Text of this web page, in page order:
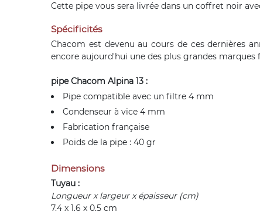
Cette pipe vous sera livrée dans un coffret noir
Spécificités
Chacom est devenu au cours de ces dernières
encore aujourd'hui une des plus grandes
pipe Chacom Alpina 13 :
Pipe compatible avec un filtre 4 mm
Condenseur à vice 4 mm
Fabrication française
Poids de la pipe : 40 gr
Dimensions
Tuyau :
Longueur x largeur x épaisseur (cm)
7.4 x 1.6 x 0.5 cm